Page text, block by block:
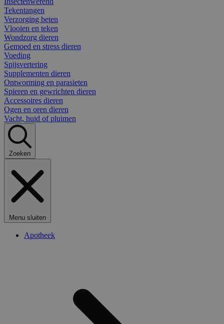
Tekentangen
Verzorging beten
Vlooien en teken
Wondzorg dieren
Gemoed en stress dieren
Voeding
Spijsvertering
Supplementen dieren
Ontworming en parasieten
Spieren en gewrichten dieren
Accessoires dieren
Ogen en oren dieren
Vacht, huid of pluimen
Zoeken
Menu sluiten
Apotheek